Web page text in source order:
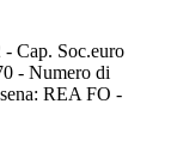
Cap. Soc.euro
- Numero di
REA FO -